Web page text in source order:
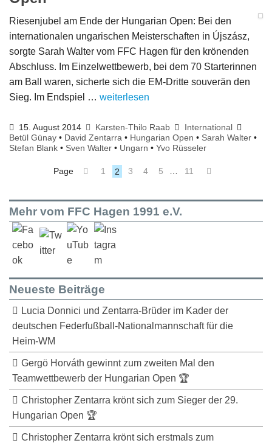
Riesenjubel am Ende der Hungarian Open: Bei den
internationalen ungarischen Meisterschaften in Újszász,
sorgte Sarah Walter vom FFC Hagen für den krönenden
Abschluss. Im Einzelwettbewerb, bei dem 70 Starterinnen
am Ball waren, sicherte sich die EM-Dritte souverän den
Sieg. Im Endspiel … weiterlesen
15. August 2014 Karsten-Thilo Raab
International
Betül Günay • David Zentarra • Hungarian Open • Sarah Walter •
Stefan Blank • Sven Walter • Ungarn • Yvo Rüsseler
Page 1 2 3 4 5 … 11
Mehr vom FFC Hagen 1991 e.V.
Neueste Beiträge
Lucia Donnici und Zentarra-Brüder im Kader der
deutschen Federfußball-Nationalmannschaft für die
Heim-WM
Gergö Horváth gewinnt zum zweiten Mal den
Teamwettbewerb der Hungarian Open 🏆
Christopher Zentarra krönt sich zum Sieger der 29.
Hungarian Open 🏆
Christopher Zentarra krönt sich erstmals zum